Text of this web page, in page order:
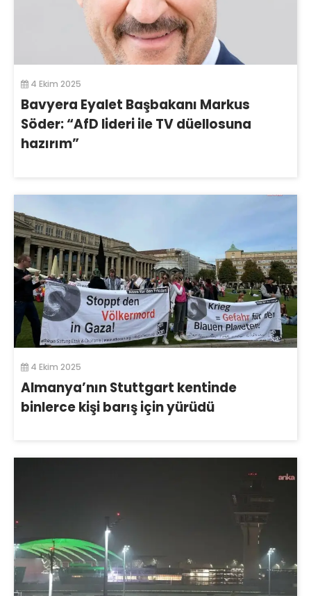
4 Ekim 2025
Bavyera Eyalet Başbakanı Markus
Söder: “AfD lideri ile TV düellosuna
hazırım”
4 Ekim 2025
Almanya’nın Stuttgart kentinde
binlerce kişi barış için yürüdü